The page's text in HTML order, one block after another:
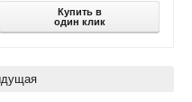
Купить в
один клик